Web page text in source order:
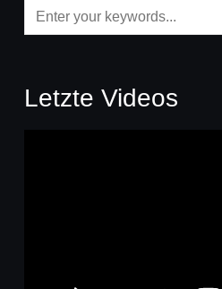
Letzte Videos